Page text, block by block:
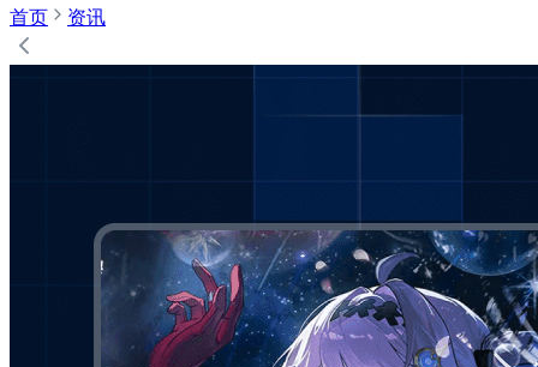
首页 资讯